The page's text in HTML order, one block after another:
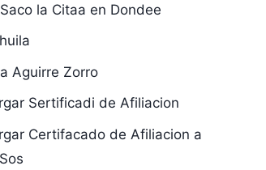
la Citaa en Dondee
Aguirre Zorro
Sertificadi de Afiliacion
Certifacado de Afiliacion a